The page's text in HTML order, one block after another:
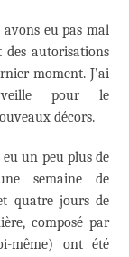
eu pas mal
des autorisations
moment. J’ai
pour le
décors.
un peu plus de
semaine de
quatre jours de
composé par
même) ont été